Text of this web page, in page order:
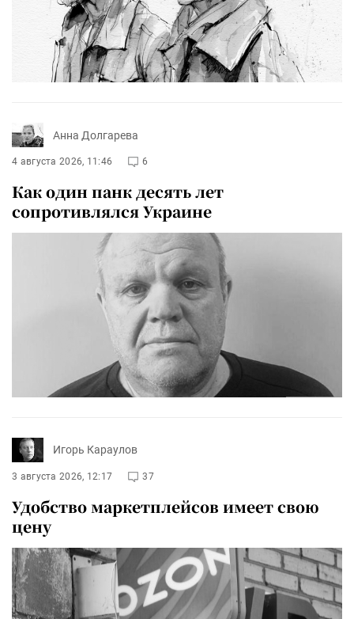
Анна Долгарева
4 августа 2026, 11:46 6
Как один панк десять лет
сопротивлялся Украине
Игорь Караулов
3 августа 2026, 12:17 37
Удобство маркетплейсов имеет свою
цену